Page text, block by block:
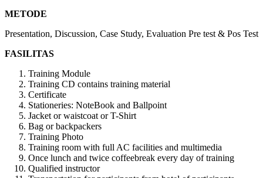
METODE
Presentation, Discussion, Case Study, Evaluation Pre test & Pos Test
FASILITAS
Training Module
Training CD contains training material
Certificate
Stationeries: NoteBook and Ballpoint
Jacket or waistcoat or T-Shirt
Bag or backpackers
Training Photo
Training room with full AC facilities and multimedia
Once lunch and twice coffeebreak every day of training
Qualified instructor